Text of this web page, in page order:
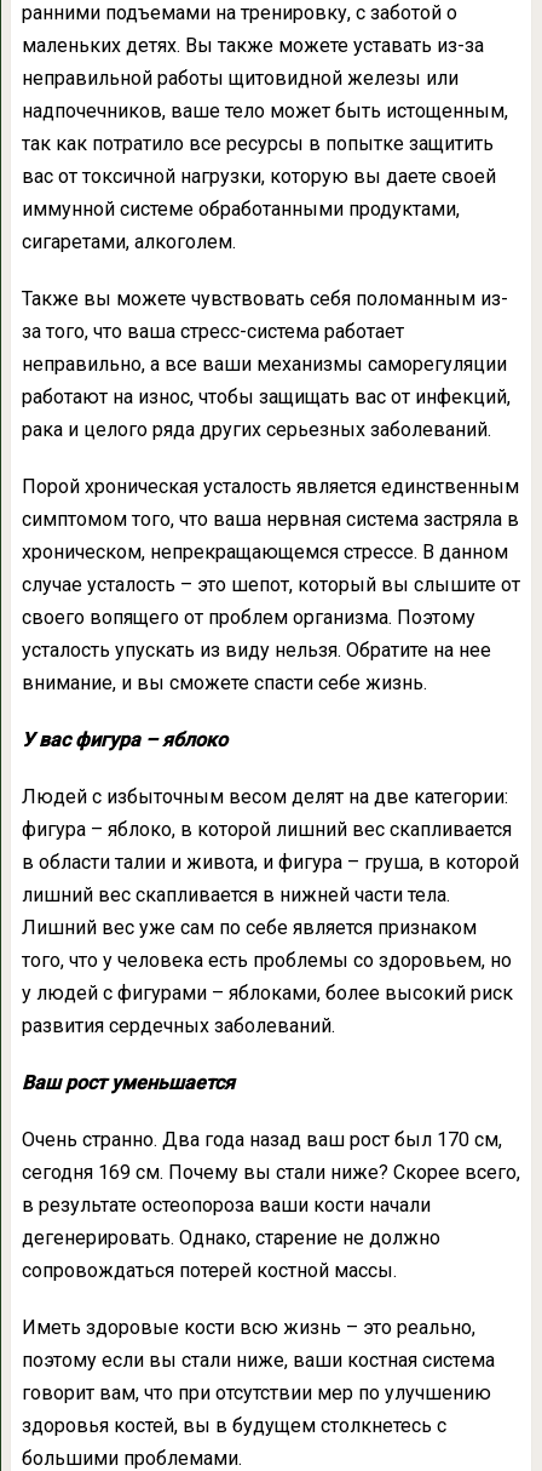
ранними подъемами на тренировку, с заботой о
маленьких детях. Вы также можете уставать из-за
неправильной работы щитовидной железы или
надпочечников, ваше тело может быть истощенным,
так как потратило все ресурсы в попытке защитить
вас от токсичной нагрузки, которую вы даете своей
иммунной системе обработанными продуктами,
сигаретами, алкоголем.
Также вы можете чувствовать себя поломанным из-
за того, что ваша стресс-система работает
неправильно, а все ваши механизмы саморегуляции
работают на износ, чтобы защищать вас от инфекций,
рака и целого ряда других серьезных заболеваний.
Порой хроническая усталость является единственным
симптомом того, что ваша нервная система застряла в
хроническом, непрекращающемся стрессе. В данном
случае усталость – это шепот, который вы слышите от
своего вопящего от проблем организма. Поэтому
усталость упускать из виду нельзя. Обратите на нее
внимание, и вы сможете спасти себе жизнь.
У вас фигура – яблоко
Людей с избыточным весом делят на две категории:
фигура – яблоко, в которой лишний вес скапливается
в области талии и живота, и фигура – груша, в которой
лишний вес скапливается в нижней части тела.
Лишний вес уже сам по себе является признаком
того, что у человека есть проблемы со здоровьем, но
у людей с фигурами – яблоками, более высокий риск
развития сердечных заболеваний.
Ваш рост уменьшается
Очень странно. Два года назад ваш рост был 170 см,
сегодня 169 см. Почему вы стали ниже? Скорее всего,
в результате остеопороза ваши кости начали
дегенерировать. Однако, старение не должно
сопровождаться потерей костной массы.
Иметь здоровые кости всю жизнь – это реально,
поэтому если вы стали ниже, ваши костная система
говорит вам, что при отсутствии мер по улучшению
здоровья костей, вы в будущем столкнетесь с
большими проблемами.